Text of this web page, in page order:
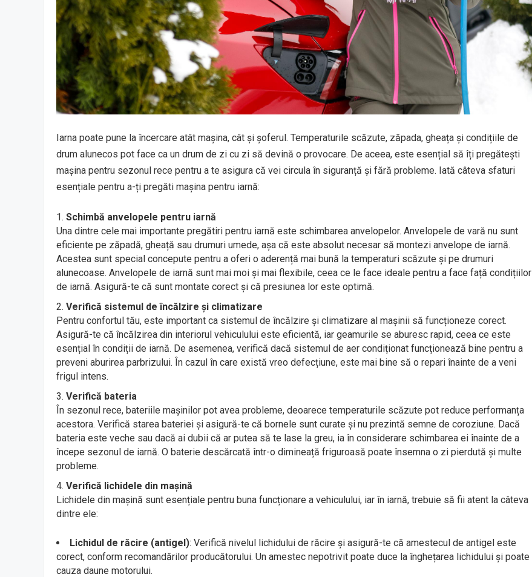
Iarna poate pune la încercare atât mașina, cât și șoferul. Temperaturile scăzute, zăpada, gheața și condițiile de
drum alunecos pot face ca un drum de zi cu zi să devină o provocare. De aceea, este esențial să îți pregătești
mașina pentru sezonul rece pentru a te asigura că vei circula în siguranță și fără probleme. Iată câteva sfaturi
esențiale pentru a-ți pregăti mașina pentru iarnă:
Schimbă anvelopele pentru iarnă
Una dintre cele mai importante pregătiri pentru iarnă este schimbarea anvelopelor. Anvelopele de vară nu sunt
eficiente pe zăpadă, gheață sau drumuri umede, așa că este absolut necesar să montezi anvelope de iarnă.
Acestea sunt special concepute pentru a oferi o aderență mai bună la temperaturi scăzute și pe drumuri
alunecoase. Anvelopele de iarnă sunt mai moi și mai flexibile, ceea ce le face ideale pentru a face față condițiilor
de iarnă. Asigură-te că sunt montate corect și că presiunea lor este optimă.
Verifică sistemul de încălzire și climatizare
Pentru confortul tău, este important ca sistemul de încălzire și climatizare al mașinii să funcționeze corect.
Asigură-te că încălzirea din interiorul vehiculului este eficientă, iar geamurile se aburesc rapid, ceea ce este
esențial în condiții de iarnă. De asemenea, verifică dacă sistemul de aer condiționat funcționează bine pentru a
preveni aburirea parbrizului. În cazul în care există vreo defecțiune, este mai bine să o repari înainte de a veni
frigul intens.
Verifică bateria
În sezonul rece, bateriile mașinilor pot avea probleme, deoarece temperaturile scăzute pot reduce performanța
acestora. Verifică starea bateriei și asigură-te că bornele sunt curate și nu prezintă semne de coroziune. Dacă
bateria este veche sau dacă ai dubii că ar putea să te lase la greu, ia în considerare schimbarea ei înainte de a
începe sezonul de iarnă. O baterie descărcată într-o dimineață friguroasă poate însemna o zi pierdută și multe
probleme.
Verifică lichidele din mașină
Lichidele din mașină sunt esențiale pentru buna funcționare a vehiculului, iar în iarnă, trebuie să fii atent la câteva
dintre ele:
Lichidul de răcire (antigel): Verifică nivelul lichidului de răcire și asigură-te că amestecul de antigel este
corect, conform recomandărilor producătorului. Un amestec nepotrivit poate duce la înghețarea lichidului și poate
cauza daune motorului.